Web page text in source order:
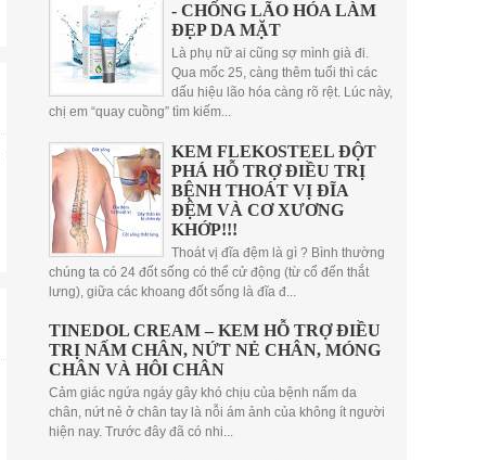
- CHỐNG LÃO HÓA LÀM
ĐẸP DA MẶT
Là phụ nữ ai cũng sợ mình già đi.
Qua mốc 25, càng thêm tuổi thì các
dấu hiệu lão hóa càng rõ rệt. Lúc này,
chị em “quay cuồng” tìm kiếm...
KEM FLEKOSTEEL ĐỘT
PHÁ HỖ TRỢ ĐIỀU TRỊ
BỆNH THOÁT VỊ ĐĨA
ĐỆM VÀ CƠ XƯƠNG
KHỚP!!!
Thoát vị đĩa đệm là gì ? Bình thường
chúng ta có 24 đốt sống có thể cử động (từ cổ đến thắt
lưng), giữa các khoang đốt sống là đĩa đ...
TINEDOL CREAM – KEM HỖ TRỢ ĐIỀU
TRỊ NẤM CHÂN, NỨT NẺ CHÂN, MÓNG
CHÂN VÀ HÔI CHÂN
Cảm giác ngứa ngáy gây khó chịu của bệnh nấm da
chân, nứt nẻ ở chân tay là nỗi ám ảnh của không ít người
hiện nay. Trước đây đã có nhi...